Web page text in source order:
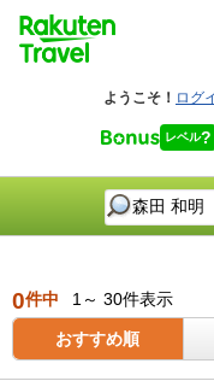
0件中 1～ 30件表示
おすすめ順